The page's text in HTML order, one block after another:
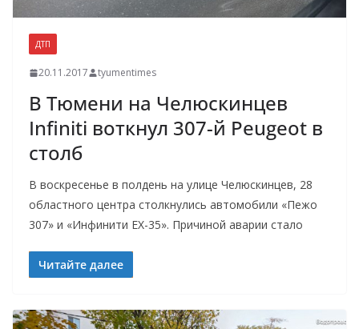
ДТП
20.11.2017 tyumentimes
В Тюмени на Челюскинцев
Infiniti воткнул 307-й Peugeot в
столб
В воскресенье в полдень на улице Челюскинцев, 28
областного центра столкнулись автомобили «Пежо
307» и «Инфинити ЕХ-35». Причиной аварии стало
Читайте далее